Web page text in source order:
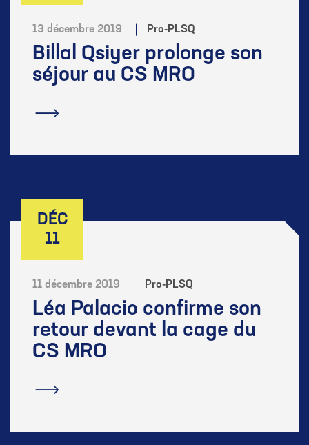
13 décembre 2019 Pro-PLSQ
Billal Qsiyer prolonge son
séjour au CS MRO
DÉC
11
11 décembre 2019 Pro-PLSQ
Léa Palacio confirme son
retour devant la cage du
CS MRO